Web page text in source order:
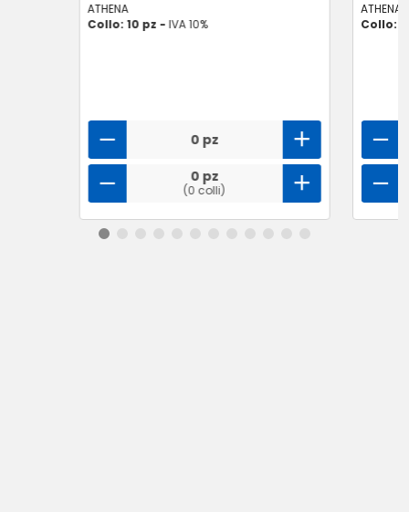
ATHENA
Collo: 10 pz - IVA 10%
0 pz
0 pz
(0 colli)
ATHENA
Collo: